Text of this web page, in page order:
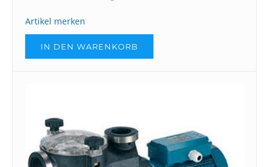
Artikel merken
IN DEN WARENKORB